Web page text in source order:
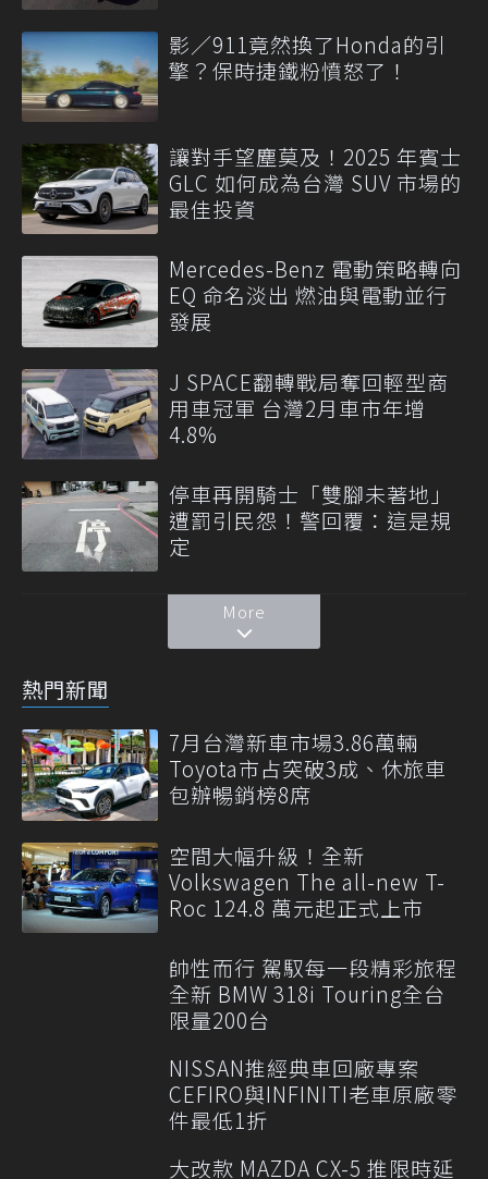
影／911竟然換了Honda的引
擎？保時捷鐵粉憤怒了！
讓對手望塵莫及！2025 年賓士
GLC 如何成為台灣 SUV 市場的
最佳投資
Mercedes-Benz 電動策略轉向
EQ 命名淡出 燃油與電動並行
發展
J SPACE翻轉戰局奪回輕型商
用車冠軍 台灣2月車市年增
4.8%
停車再開騎士「雙腳未著地」
遭罰引民怨！警回覆：這是規
定
More
熱門新聞
7月台灣新車市場3.86萬輛
Toyota市占突破3成、休旅車
包辦暢銷榜8席
空間大幅升級！全新
Volkswagen The all-new T-
Roc 124.8 萬元起正式上市
帥性而行 駕馭每一段精彩旅程
全新 BMW 318i Touring全台
限量200台
NISSAN推經典車回廠專案
CEFIRO與INFINITI老車原廠零
件最低1折
大改款 MAZDA CX-5 推限時延